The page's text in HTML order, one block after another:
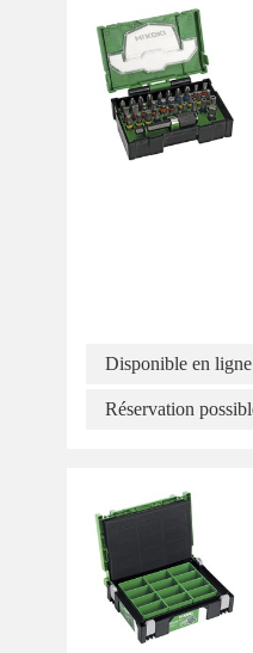
Disponible en ligne
Réservation